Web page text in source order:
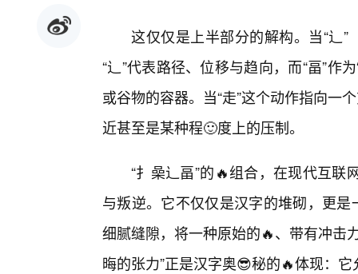
这仅仅是上半部分的解构。当“辶
“辶”代表路径、位移与趋向，而“畐”作
或谷物的容器。当“走”这个动作指向一
近甚至是某种程🙂度上的压制。
“扌喿辶畐”的🔥组合，在现代互
与叛逆。它不仅仅是汉字的堆砌，更
细腻缝隙，将一种原始的🔥、带有冲击
晦的张力”正是汉字奥😎秘的🔥体现：